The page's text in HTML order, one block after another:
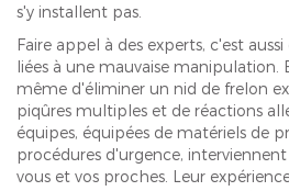
s'y installent pas.
Faire appel à des experts, c'est
liées à une mauvaise manipulation.
même d'éliminer un nid de frelon
piqûres multiples et de réactions
équipes, équipées de matériels de
procédures d'urgence,
vous et vos proches. Leur